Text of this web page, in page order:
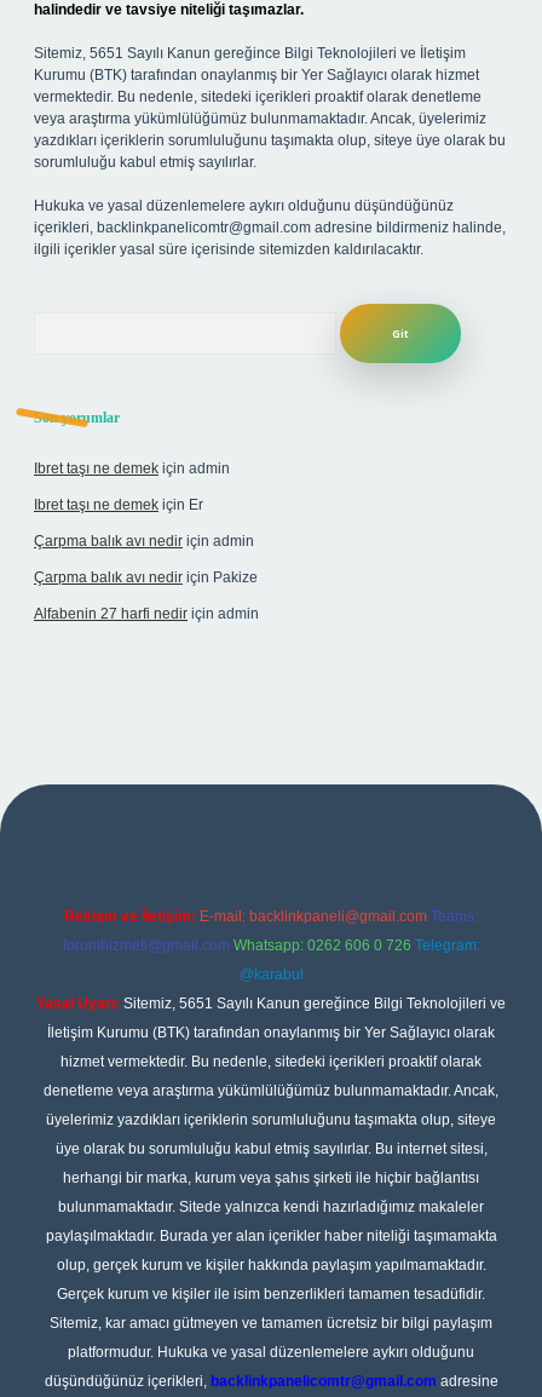
halindedir ve tavsiye niteliği taşımazlar.
Sitemiz, 5651 Sayılı Kanun gereğince Bilgi Teknolojileri ve İletişim
Kurumu (BTK) tarafından onaylanmış bir Yer Sağlayıcı olarak hizmet
vermektedir. Bu nedenle, sitedeki içerikleri proaktif olarak denetleme
veya araştırma yükümlülüğümüz bulunmamaktadır. Ancak, üyelerimiz
yazdıkları içeriklerin sorumluluğunu taşımakta olup, siteye üye olarak bu
sorumluluğu kabul etmiş sayılırlar.
Hukuka ve yasal düzenlemelere aykırı olduğunu düşündüğünüz
içerikleri, backlinkpanelicomtr@gmail.com adresine bildirmeniz halinde,
ilgili içerikler yasal süre içerisinde sitemizden kaldırılacaktır.
Son yorumlar
Ibret taşı ne demek için admin
Ibret taşı ne demek için Er
Çarpma balık avı nedir için admin
Çarpma balık avı nedir için Pakize
Alfabenin 27 harfi nedir için admin
Reklam ve İletişim: E-mail: backlinkpaneli@gmail.com Teams:
forumhizmeti@gmail.com Whatsapp: 0262 606 0 726 Telegram:
@karabul
Yasal Uyarı: Sitemiz, 5651 Sayılı Kanun gereğince Bilgi Teknolojileri ve
İletişim Kurumu (BTK) tarafından onaylanmış bir Yer Sağlayıcı olarak
hizmet vermektedir. Bu nedenle, sitedeki içerikleri proaktif olarak
denetleme veya araştırma yükümlülüğümüz bulunmamaktadır. Ancak,
üyelerimiz yazdıkları içeriklerin sorumluluğunu taşımakta olup, siteye
üye olarak bu sorumluluğu kabul etmiş sayılırlar. Bu internet sitesi,
herhangi bir marka, kurum veya şahıs şirketi ile hiçbir bağlantısı
bulunmamaktadır. Sitede yalnızca kendi hazırladığımız makaleler
paylaşılmaktadır. Burada yer alan içerikler haber niteliği taşımamakta
olup, gerçek kurum ve kişiler hakkında paylaşım yapılmamaktadır.
Gerçek kurum ve kişiler ile isim benzerlikleri tamamen tesadüfidir.
Sitemiz, kar amacı gütmeyen ve tamamen ücretsiz bir bilgi paylaşım
platformudur. Hukuka ve yasal düzenlemelere aykırı olduğunu
düşündüğünüz içerikleri, backlinkpanelicomtr@gmail.com adresine